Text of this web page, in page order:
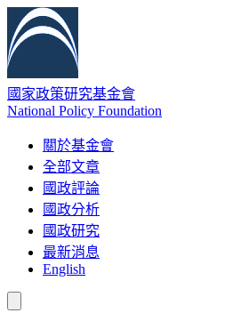
國家政策研究基金會
National Policy Foundation
關於基金會
全部文章
國政評論
國政分析
國政研究
最新消息
English